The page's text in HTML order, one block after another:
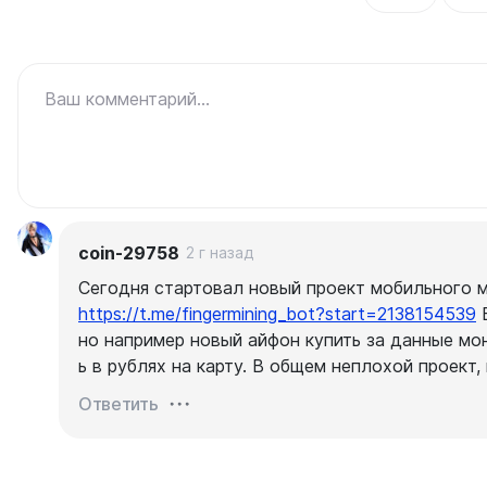
Ваш комментарий...
coin-29758 2 г назад
Сегодня стартовал новый проект мобильного
https://t.me/fingermining_bot?start=2138154539
но например новый айфон купить за данные
ь в рублях на карту. В общем неплохой
Ответить